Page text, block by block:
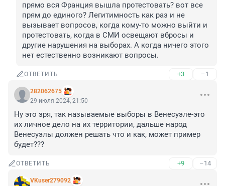
прямо вся Франция вышла протестовать? вот все
прям до единого? Легитимность как раз и не
вызывает вопросов, когда кому-то можно выйти и
протестовать, когда в СМИ освещают вбросы и
другие нарушения на выборах. А когда ничего этого
нет естественно возникают вопросы.
ОТВЕТИТЬ +3 –1
282062675
29 июля 2024, 21:50
Ну это зря, так называемые выборы в Венесуэле-это
их личное дело на их территории, дальше народ
Венесуэлы должен решать что и как, может пример
будет???
ОТВЕТИТЬ +9 –14
VKuser279092